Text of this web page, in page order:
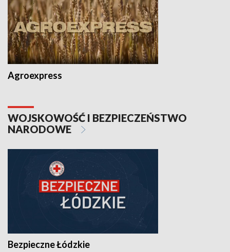
Agroexpress
WOJSKOWOŚĆ I BEZPIECZEŃSTWO
NARODOWE
Bezpieczne Łódzkie